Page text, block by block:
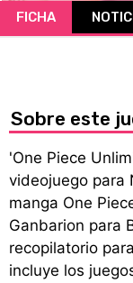
FICHA
Sobre este
'One Piece
videojuego para
manga One
Ganbarion para
recopilatorio
incluye los